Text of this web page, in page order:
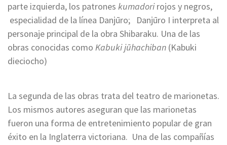
parte izquierda, los patrones kumadorirojos y negros,
especialidad de la línea Danjūro; Danjūro I interpreta al
personaje principal de la obra Shibaraku. Una de las
obras conocidas como Kabuki jūhachiban (Kabuki
dieciocho)
La segunda de las obras trata del teatro de marionetas.
Los mismos autores aseguran que las marionetas
fueron una forma de entretenimiento popular de gran
éxito en la Inglaterra victoriana. Una de las compañías